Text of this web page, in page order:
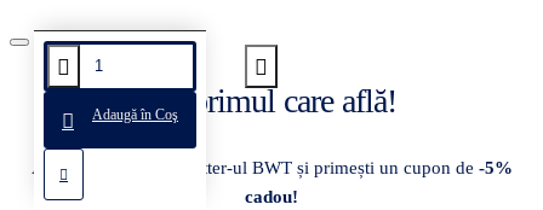
Adaugă în CoşFii primul care află!
Abonează-te la newsletter-ul BWT și primești un cupon de -5%
cadou!